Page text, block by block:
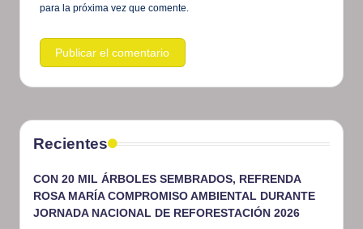
para la próxima vez que comente.
Recientes
CON 20 MIL ÁRBOLES SEMBRADOS, REFRENDA
ROSA MARÍA COMPROMISO AMBIENTAL DURANTE
JORNADA NACIONAL DE REFORESTACIÓN 2026